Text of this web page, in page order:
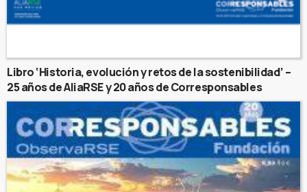
Libro ‘Historia, evolución y retos de la sostenibilidad’ –
25 años de AliaRSE y 20 años de Corresponsables